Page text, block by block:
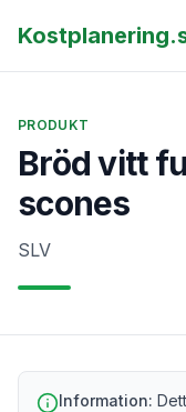
PRODUKT
Bröd vitt
scones
SLV
Information: